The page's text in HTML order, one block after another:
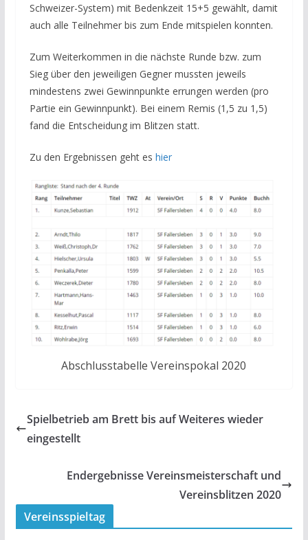
Schweizer-System) mit Bedenkzeit 15+5 gewählt, damit
auch alle Teilnehmer bis zum Ende mitspielen konnten.
Zum Weiterkommen in die nächste Runde bzw. zum
Sieg über den jeweiligen Gegner mussten jeweils
mindestens zwei Gewinnpunkte errungen werden (pro
Partie ein Gewinnpunkt). Bei einem Remis (1,5 zu 1,5)
fand die Entscheidung im Blitzen statt.
Zu den Ergebnissen geht es hier
Abschlusstabelle Vereinspokal 2020
Spielbetrieb am Brett bis auf Weiteres wieder
eingestellt
Endergebnisse Vereinsmeisterschaft und
Vereinsblitzen 2020
Vereinsspieltag